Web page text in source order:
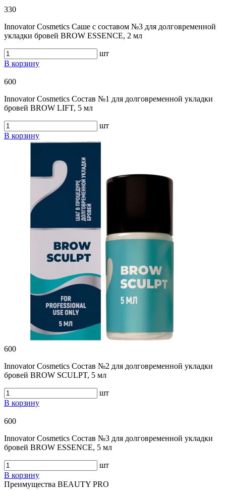
330
Innovator Cosmetics Саше с составом №3 для долговременной
укладки бровей BROW ESSENCE, 2 мл
шт
В корзину
600
Innovator Cosmetics Состав №1 для долговременной укладки
бровей BROW LIFT, 5 мл
шт
В корзину
600
Innovator Cosmetics Состав №2 для долговременной укладки
бровей BROW SCULPT, 5 мл
шт
В корзину
600
Innovator Cosmetics Состав №3 для долговременной укладки
бровей BROW ESSENCE, 5 мл
шт
В корзину
Преимущества BEAUTY PRO